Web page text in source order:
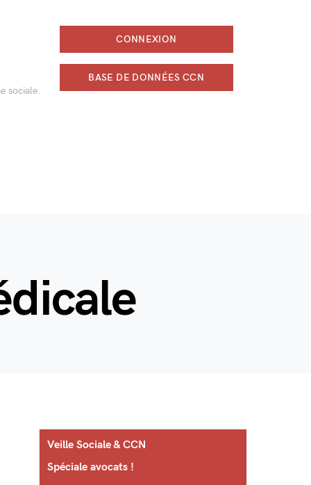
sociale.
CONNEXION
BASE DE DONNÉES CCN
Veille Sociale & CCN
Spéciale avocats !